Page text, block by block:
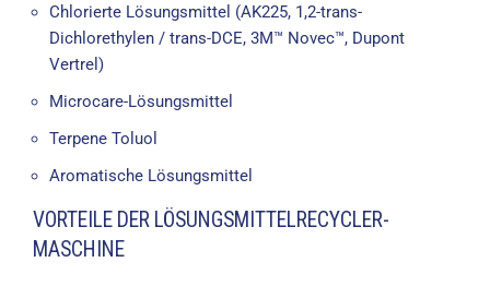
Chlorierte Lösungsmittel (AK225, 1,2-trans-
Dichlorethylen / trans-DCE, 3M™ Novec™, Dupont
Vertrel)
Microcare-Lösungsmittel
Terpene Toluol
Aromatische Lösungsmittel
VORTEILE DER LÖSUNGSMITTELRECYCLER-
MASCHINE